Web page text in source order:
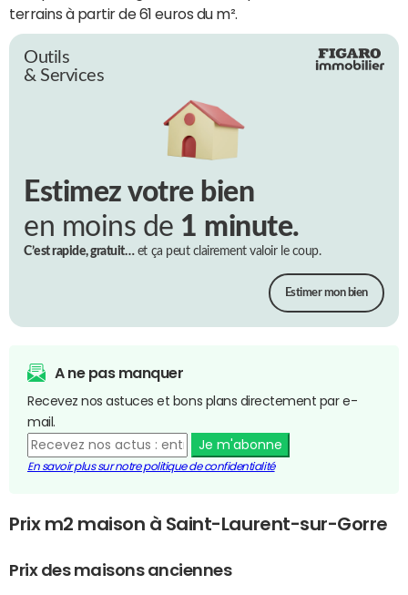
terrains à partir de 61 euros du m².
Outils
& Services
Estimez votre bien
en moins de 1 minute.
C’est rapide, gratuit…et ça peut clairement valoir le coup.
Estimer mon bien
A ne pas manquer
Recevez nos astuces et bons plans directement par e-
mail.
Je m'abonne
En savoir plus sur notre politique de confidentialité
Prix m2 maison à Saint-Laurent-sur-Gorre
Prix des maisons anciennes